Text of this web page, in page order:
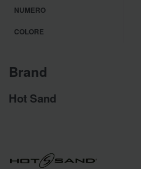
NUMERO
COLORE
Brand
Hot Sand